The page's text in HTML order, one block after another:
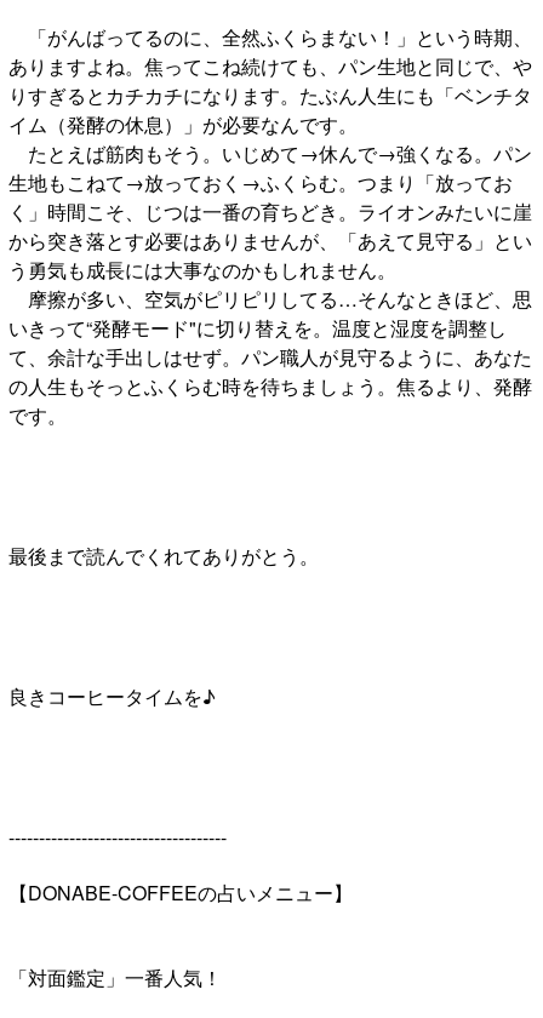
「がんばってるのに、全然ふくらまない！」という時期、
ありますよね。焦ってこね続けても、パン生地と同じで、や
りすぎるとカチカチになります。たぶん人生にも「ベンチタ
イム（発酵の休息）」が必要なんです。
たとえば筋肉もそう。いじめて→休んで→強くなる。パン
生地もこねて→放っておく→ふくらむ。つまり「放ってお
く」時間こそ、じつは一番の育ちどき。ライオンみたいに崖
から突き落とす必要はありませんが、「あえて見守る」とい
う勇気も成長には大事なのかもしれません。
摩擦が多い、空気がピリピリしてる…そんなときほど、思
いきって“発酵モード"に切り替えを。温度と湿度を調整し
て、余計な手出しはせず。パン職人が見守るように、あなた
の人生もそっとふくらむ時を待ちましょう。焦るより、発酵
です。
最後まで読んでくれてありがとう。
良きコーヒータイムを♪
------------------------------------
【DONABE-COFFEEの占いメニュー】
「対面鑑定」一番人気！